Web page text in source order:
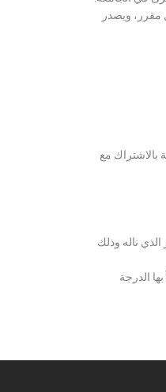
مقرر، ويصدر
بالاشتراك مع
الذي ناله وذلك
الدرجة